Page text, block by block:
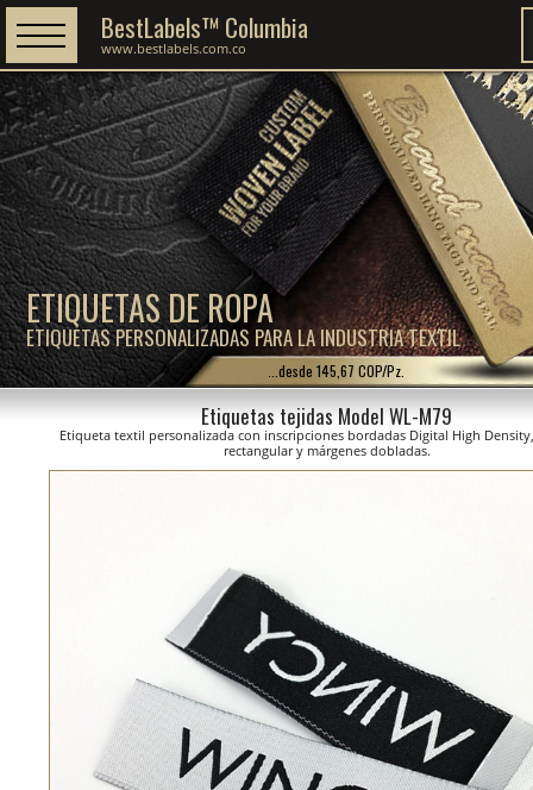
ETIQUETAS DE ROPA
ETIQUETAS PERSONALIZADAS PARA LA INDUSTRIA TEXTIL
BestLabels™ Columbia
www.bestlabels.com.co
...desde 145,67 COP/Pz.
Etiquetas tejidas Model WL-M79
Etiqueta textil personalizada con inscripciones bordadas Digital High
rectangular y márgenes dobladas.